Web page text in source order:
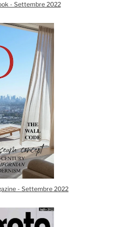
- Settembre 2022
- Settembre 2022